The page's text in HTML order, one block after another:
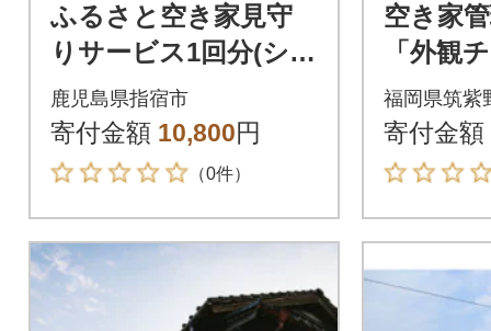
ふるさと空き家見守
りサービス1回分(シル
バー人材)IB051-001
鹿児島県指宿市
寄付金額 10,800円
（0件）
空き家
「外観
ス」(筑
福岡県筑紫
寄付金額